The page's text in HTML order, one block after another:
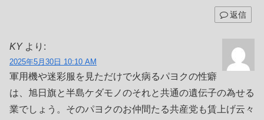
返信
KY より:
2025年5月30日 10:10 AM
軍用機や迷彩服を見ただけで火病るパヨクの性癖
は、旭日旗と半島ケダモノのそれと共通の遺伝子の為せる
業でしょう。そのパヨクのお仲間たる共産党も賃上げ云々